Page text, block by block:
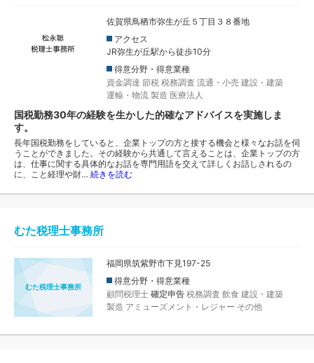
佐賀県鳥栖市弥生が丘５丁目３８番地
アクセス
JR弥生が丘駅から徒歩10分
得意分野・得意業種
資金調達 節税 税務調査 流通・小売 建設・建築
運輸・物流 製造 医療法人
国税勤務30年の経験を生かした的確なアドバイスを実施しま
す。
長年国税勤務をしていると、企業トップの方と接する機会と様々なお話を伺
うことができました。その経験から共通して言えることは、企業トップの方
は、仕事に関する具体的なお話を専門用語を交えて詳しくお話しされるの
に、こと経理や財… 続きを読む
むた税理士事務所
むた税理士事務所
福岡県筑紫野市下見197-25
得意分野・得意業種
顧問税理士 確定申告 税務調査 飲食 建設・建築
製造 アミューズメント・レジャー その他